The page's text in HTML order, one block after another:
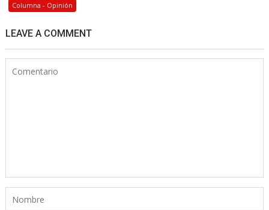
Columna - Opinión
LEAVE A COMMENT